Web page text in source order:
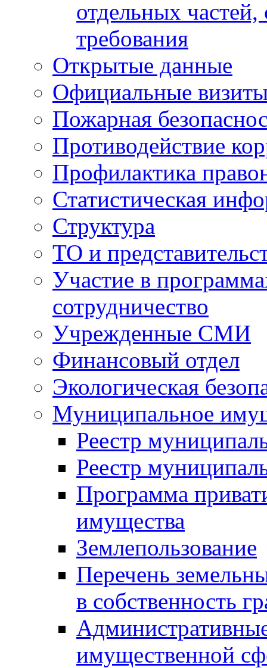
отдельных
требования
Открытые данные
Официальные
Пожарная
Противодействие
Профилактика
Статистическая
Структура
ТО и
Участие в
сотрудничество
Учрежденные СМИ
Финансовый отдел
Экологическая
Муниципальное
Реестр
Реестр
Программа
имущества
Землепользование
Перечень
в собственность
имущественной